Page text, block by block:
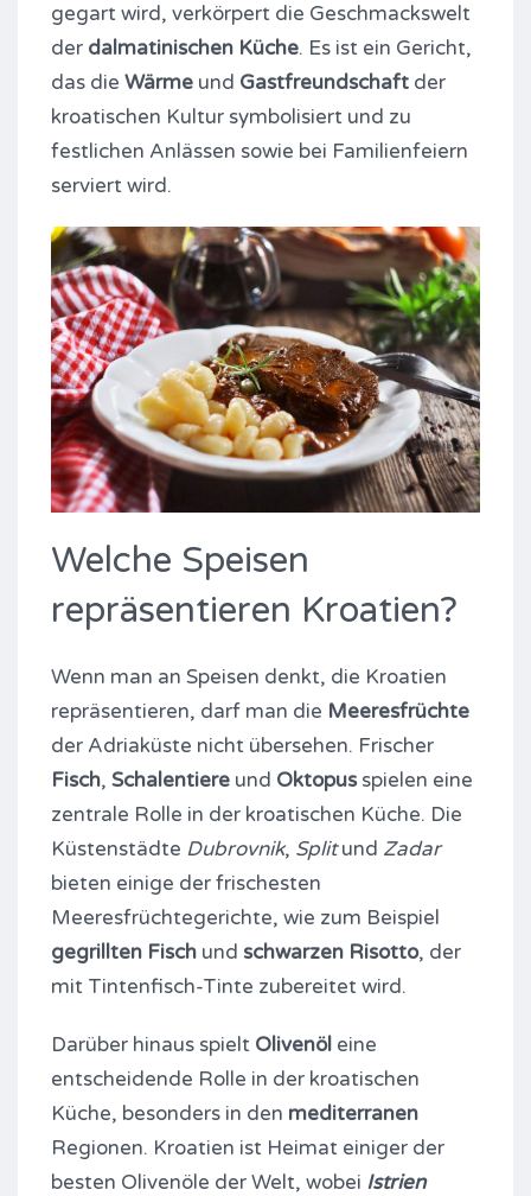
gegart wird, verkörpert die Geschmackswelt
der dalmatinischen Küche. Es ist ein Gericht,
das die Wärme und Gastfreundschaft der
kroatischen Kultur symbolisiert und zu
festlichen Anlässen sowie bei Familienfeiern
serviert wird.
Welche Speisen
repräsentieren Kroatien?
Wenn man an Speisen denkt, die Kroatien
repräsentieren, darf man die Meeresfrüchte
der Adriaküste nicht übersehen. Frischer
Fisch, Schalentiere und Oktopusspielen eine
zentrale Rolle in der kroatischen Küche. Die
Küstenstädte Dubrovnik, Splitund Zadar
bieten einige der frischesten
Meeresfrüchtegerichte, wie zum Beispiel
gegrillten Fisch und schwarzen Risotto, der
mit Tintenfisch-Tinte zubereitet wird.
Darüber hinaus spielt Olivenöl eine
entscheidende Rolle in der kroatischen
Küche, besonders in den mediterranen
Regionen. Kroatien ist Heimat einiger der
besten Olivenöle der Welt, wobei Istrien